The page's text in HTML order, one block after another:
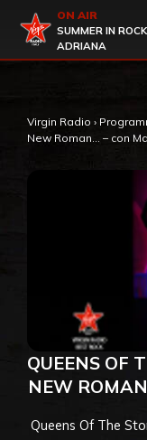
Virgin Radio
ON AIR
SUMMER IN
ADRIANA
Virgin Radio ›
New Roman… – con
QUEENS OF
NEW
Queens Of The